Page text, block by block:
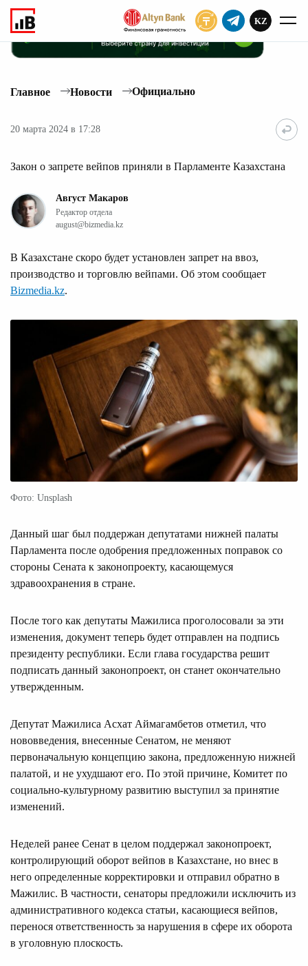
KZ
Главное Новости Официально
20 марта 2024 в 17:28
Закон о запрете вейпов приняли в Парламенте Казахстана
Август Макаров
Редактор отдела
august@bizmedia.kz
В Казахстане скоро будет установлен запрет на ввоз,
производство и торговлю вейпами. Об этом сообщает
Bizmedia.kz.
Фото: Unsplash
Данный шаг был поддержан депутатами нижней палаты
Парламента после одобрения предложенных поправок со
стороны Сената к законопроекту, касающемуся
здравоохранения в стране.
После того как депутаты Мажилиса проголосовали за эти
изменения, документ теперь будет отправлен на подпись
президенту республики. Если глава государства решит
подписать данный законопроект, он станет окончательно
утвержденным.
Депутат Мажилиса Асхат Аймагамбетов отметил, что
нововведения, внесенные Сенатом, не меняют
первоначальную концепцию закона, предложенную нижней
палатой, и не ухудшают его. По этой причине, Комитет по
социально-культурному развитию выступил за принятие
изменений.
Неделей ранее Сенат в целом поддержал законопроект,
контролирующий оборот вейпов в Казахстане, но внес в
него определенные корректировки и отправил обратно в
Мажилис. В частности, сенаторы предложили исключить из
административного кодекса статьи, касающиеся вейпов,
перенося ответственность за нарушения в сфере их оборота
в уголовную плоскость.